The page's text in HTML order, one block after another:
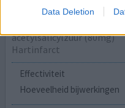
Data Deletion
Acetylsalicylzuur
acetylsalicylzuur (80mg)
Hartinfarct
Effectiviteit
Hoeveelheid bijwerkingen